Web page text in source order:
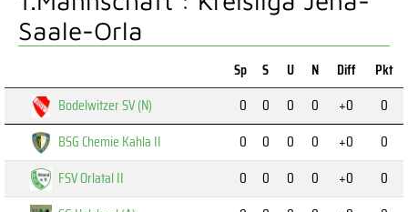
Saale-Orla
Sp S U N Diff
Pkt
Bodelwitzer SV (N)
0 0 0 0 +0
0
BSG Chemie Kahla II
0 0 0 0 +0
0
FSV Orlatal II
0 0 0 0 +0
0